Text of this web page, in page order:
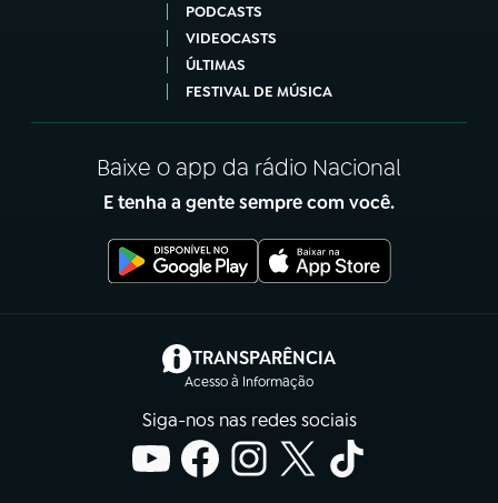
PODCASTS
VIDEOCASTS
ÚLTIMAS
FESTIVAL DE MÚSICA
Baixe o app da rádio Nacional
E tenha a gente sempre com você.
TRANSPARÊNCIA
Acesso à Informação
(abre em nova aba)
Siga-nos nas redes sociais